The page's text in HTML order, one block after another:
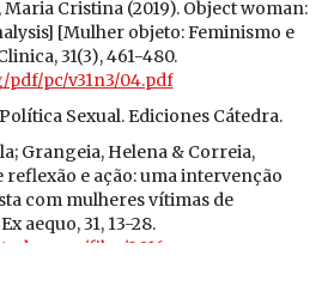
Maria Cristina (2019). Object woman:
[Mulher objeto: Feminismo e
31(3), 461-480.
pdf/pc/v31n3/04.pdf
Sexual. Ediciones Cátedra.
Grangeia, Helena & Correia,
reflexão e ação: uma intervenção
com mulheres vítimas de
aequo, 31, 13-28.
files/2016-